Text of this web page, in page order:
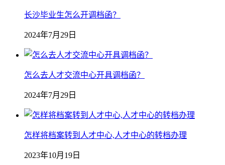
长沙毕业生怎么开调档函？
2024年7月29日
怎么去人才交流中心开具调档函？
2024年7月29日
怎样将档案转到人才中心,人才中心的转档办理
2023年10月19日